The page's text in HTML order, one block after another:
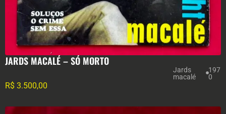
JARDS MACALÉ – SÓ MORTO
Jards
macalé
197
0
R$ 3.500,00